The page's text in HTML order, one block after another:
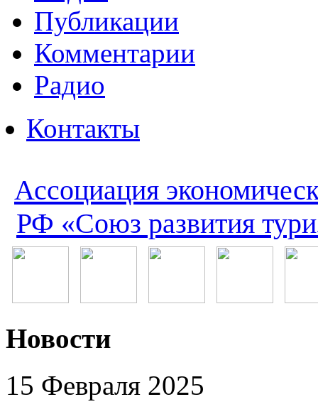
Публикации
Комментарии
Радио
Контакты
Ассоциация
РФ «Союз развития
Новости
15 Февраля 2025